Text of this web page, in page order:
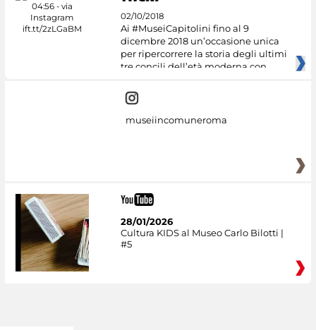
02/10/2018
Ai #MuseiCapitolini fino al 9
dicembre 2018 un’occasione unica
per ripercorrere la storia degli ultimi
tre concili dell’età moderna con
museiincomuneroma
28/01/2026
Cultura KIDS al Museo Carlo Bilotti |
#5